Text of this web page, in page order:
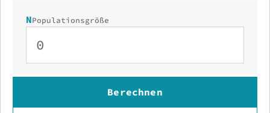
NPopulationsgröße
Berechnen